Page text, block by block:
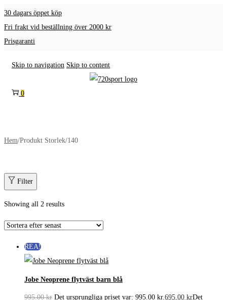
30 dagars öppet köp
Fri frakt vid beställning över 2000 kr
Prisgaranti
Skip to navigation Skip to content
0
Hem/Produkt Storlek/140
Filter
Showing all 2 results
REA!
Jobe Neoprene flytväst barn blå
995.00kr Det ursprungliga priset var: 995.00 kr.695.00 krDet